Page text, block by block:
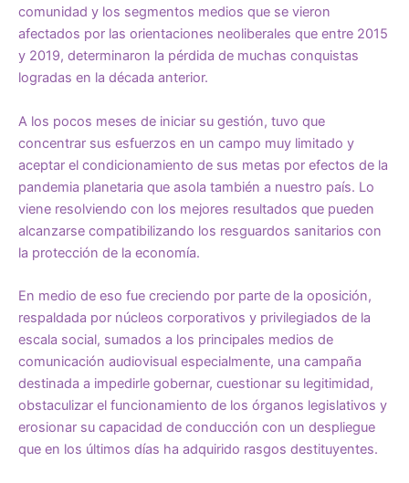
comunidad y los segmentos medios que se vieron
afectados por las orientaciones neoliberales que entre 2015
y 2019, determinaron la pérdida de muchas conquistas
logradas en la década anterior.
A los pocos meses de iniciar su gestión, tuvo que
concentrar sus esfuerzos en un campo muy limitado y
aceptar el condicionamiento de sus metas por efectos de la
pandemia planetaria que asola también a nuestro país. Lo
viene resolviendo con los mejores resultados que pueden
alcanzarse compatibilizando los resguardos sanitarios con
la protección de la economía.
En medio de eso fue creciendo por parte de la oposición,
respaldada por núcleos corporativos y privilegiados de la
escala social, sumados a los principales medios de
comunicación audiovisual especialmente, una campaña
destinada a impedirle gobernar, cuestionar su legitimidad,
obstaculizar el funcionamiento de los órganos legislativos y
erosionar su capacidad de conducción con un despliegue
que en los últimos días ha adquirido rasgos destituyentes.